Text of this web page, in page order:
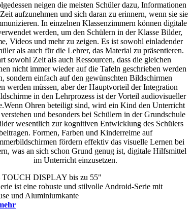
DISPLAY bis zu 55"
ist eine robuste und stilvolle Android-Serie mit
und Aluminiumkante